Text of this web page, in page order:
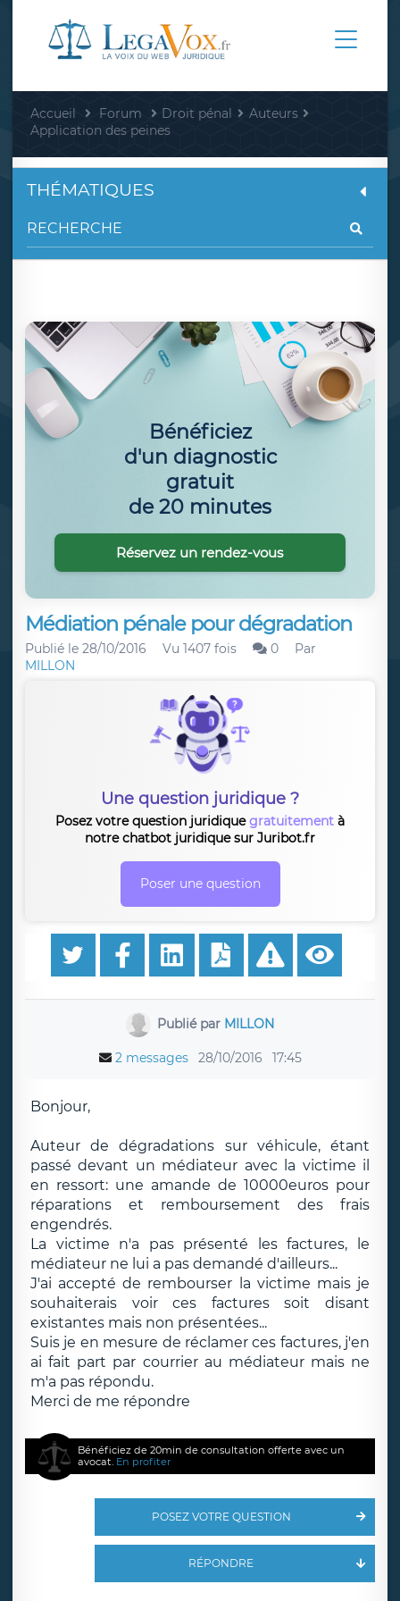
Accueil Forum Droit pénal
Auteurs
Application des peines
Médiation pénale pour dégradation
Publié le 28/10/2016 Vu 1407 fois 0
Par
MILLON
Une question juridique ?
Posez votre question juridiquegratuitement à
notre chatbot juridique sur Juribot.fr
Poser une question
Publié par MILLON
2 messages 28/10/2016 17:45
Bonjour,
Auteur de dégradations sur véhicule, étant
passé devant un médiateur avec la victime il
en ressort: une amande de 10000euros pour
réparations et remboursement des frais
engendrés.
La victime n'a pas présenté les factures, le
médiateur ne lui a pas demandé d'ailleurs...
J'ai accepté de rembourser la victime mais je
souhaiterais voir ces factures soit disant
existantes mais non présentées...
Suis je en mesure de réclamer ces factures, j'en
ai fait part par courrier au médiateur mais ne
m'a pas répondu.
Merci de me répondre
Bénéficiez de 20min de consultation offerte avec un
avocat. En profiter
POSEZ VOTRE QUESTION
RÉPONDRE
THÉMATIQUES
Bénéficiez
d'un diagnostic
gratuit
de 20 minutes
Réservez un rendez-vous